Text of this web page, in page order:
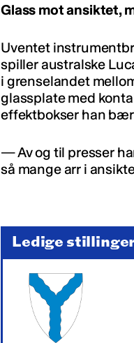
Glass mot ansiktet,
Uventet
spiller australske
i grenselandet
glassplate med
effektbokser han
— Av og til presser
så mange arr i
Ledige